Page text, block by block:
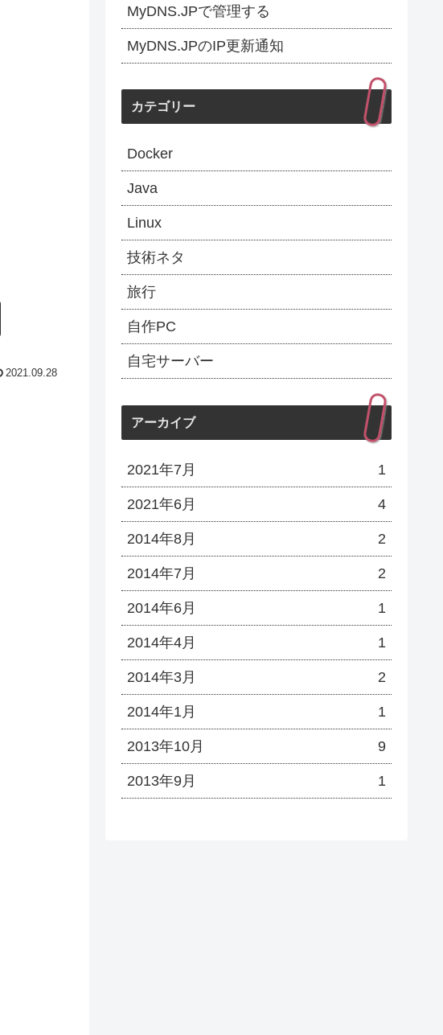
2021.09.28
MyDNS.JPで管理する
MyDNS.JPのIP更新通知
カテゴリー
Docker
Java
Linux
技術ネタ
旅行
自作PC
自宅サーバー
アーカイブ
2021年7月 1
2021年6月 4
2014年8月 2
2014年7月 2
2014年6月 1
2014年4月 1
2014年3月 2
2014年1月 1
2013年10月 9
2013年9月 1